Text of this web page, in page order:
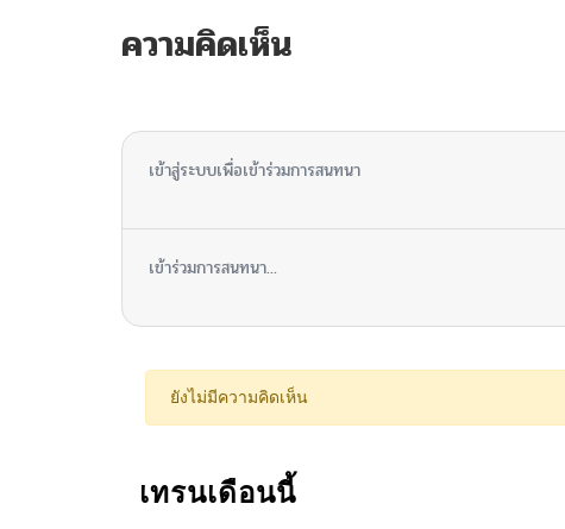
ตอนที่ 22
ตอนที่ 21
ตอนที่ 19
ความคิดเห็น
เข้าสู่ระบบเพื่อเข้าร่วมการสนทนา
เข้าร่วมการสนทนา...
ยังไม่มีความคิดเห็น
เทรนเดือนนี้